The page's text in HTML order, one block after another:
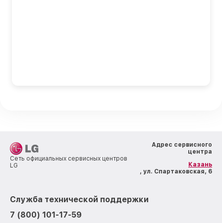
Сеть официальных сервисных центров
LG
Адрес сервисного
центра
Казань
, ул. Спартаковская, 6
Служба технической поддержки
7 (800) 101-17-59